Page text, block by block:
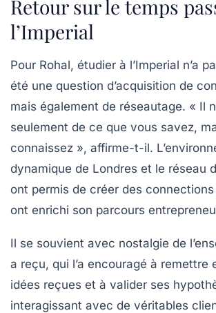
Retour sur le temps
l’Imperial
Pour Rohal, étudier à l’Imperial n’a
été une question d’acquisition de
mais également de réseautage. « Il
seulement de ce que vous savez,
connaissez », affirme-t-il.
dynamique de Londres et le réseau
ont permis de créer des
ont enrichi son parcours
Il se souvient avec nostalgie de
a reçu, qui l’a encouragé à remettre
idées reçues et à valider ses
interagissant avec de véritables